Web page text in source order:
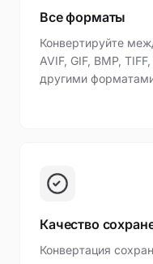
Все форматы
Конвертируйте
AVIF, GIF, BMP,
другими
Качество
Конвертация